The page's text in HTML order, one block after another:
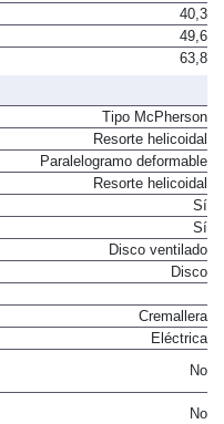
30,7
40,3
49,6
Tipo McPherson
Resorte helicoidal
Paralelogramo deformable
Resorte helicoidal
Sí
Sí
Disco ventilado
Cremallera